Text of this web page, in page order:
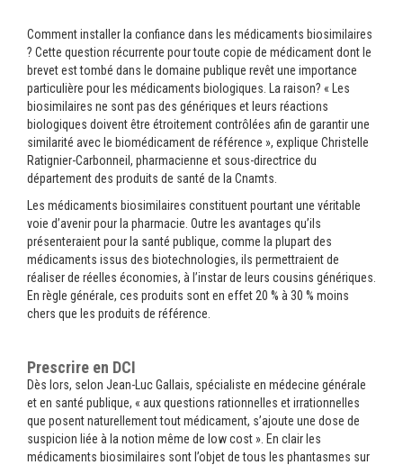
Comment installer la confiance dans les médicaments biosimilaires
? Cette question récurrente pour toute copie de médicament dont le
brevet est tombé dans le domaine publique revêt une importance
particulière pour les médicaments biologiques. La raison? « Les
biosimilaires ne sont pas des génériques et leurs réactions
biologiques doivent être étroitement contrôlées afin de garantir une
similarité avec le biomédicament de référence », explique Christelle
Ratignier-Carbonneil, pharmacienne et sous-directrice du
département des produits de santé de la Cnamts.
Les médicaments biosimilaires constituent pourtant une véritable
voie d’avenir pour la pharmacie. Outre les avantages qu’ils
présenteraient pour la santé publique, comme la plupart des
médicaments issus des biotechnologies, ils permettraient de
réaliser de réelles économies, à l’instar de leurs cousins génériques.
En règle générale, ces produits sont en effet 20 % à 30 % moins
chers que les produits de référence.
Prescrire en DCI
Dès lors, selon Jean-Luc Gallais, spécialiste en médecine générale
et en santé publique, « aux questions rationnelles et irrationnelles
que posent naturellement tout médicament, s’ajoute une dose de
suspicion liée à la notion même de low cost ». En clair les
médicaments biosimilaires sont l’objet de tous les phantasmes sur